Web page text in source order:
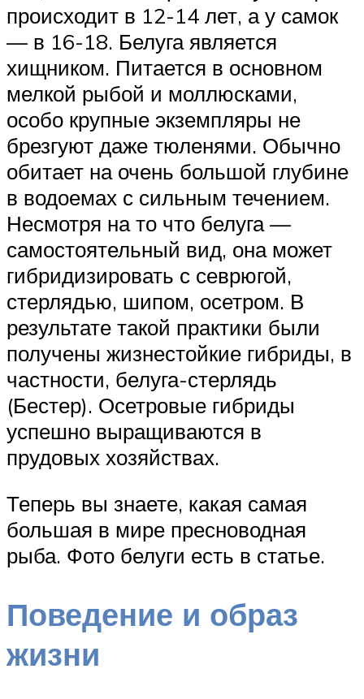
происходит в 12-14 лет, а у самок
— в 16-18. Белуга является
хищником. Питается в основном
мелкой рыбой и моллюсками,
особо крупные экземпляры не
брезгуют даже тюленями. Обычно
обитает на очень большой глубине
в водоемах с сильным течением.
Несмотря на то что белуга —
самостоятельный вид, она может
гибридизировать с севрюгой,
стерлядью, шипом, осетром. В
результате такой практики были
получены жизнестойкие гибриды, в
частности, белуга-стерлядь
(Бестер). Осетровые гибриды
успешно выращиваются в
прудовых хозяйствах.
Теперь вы знаете, какая самая
большая в мире пресноводная
рыба. Фото белуги есть в статье.
Поведение и образ
жизни